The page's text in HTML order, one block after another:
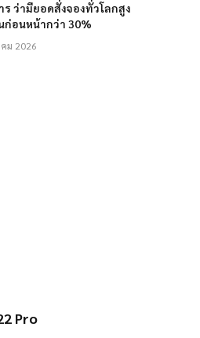
ร ว่ามียอดสั่งจองทั่วโลกสูง
ก่อนหน้ากว่า 30%
ม 2026
Pro